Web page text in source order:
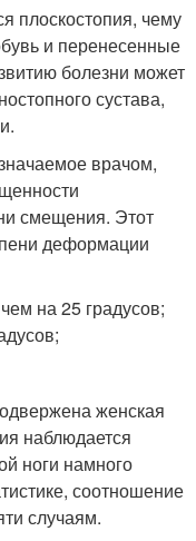
плоскостопия, чему
и перенесенные
болезни может
сустава,
врачом,
смещения. Этот
деформации
на 25 градусов;
женская
наблюдается
ноги намного
соотношение
случаям.